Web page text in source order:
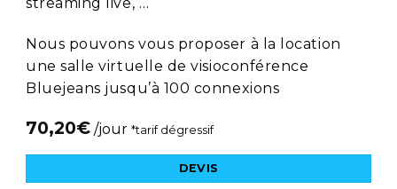
Nous pouvons vous proposer à la location
une salle virtuelle de visioconférence
Bluejeans jusqu’à 100 connexions
70,20€ /jour *tarif dégressif
DEVIS